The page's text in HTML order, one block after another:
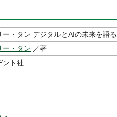
ー・タン デジタルとAIの未来を語る
ー・タン ／著
ント社